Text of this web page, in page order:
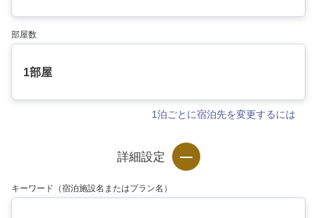
部屋数
1部屋
1泊ごとに宿泊先を変更するには
詳細設定
キーワード（宿泊施設名またはプラン名）